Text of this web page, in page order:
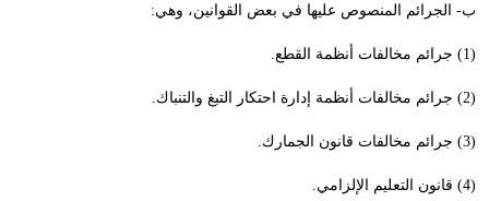
ب- الجرائم المنصوص عليها في بعض القوانين، وهي:
(1) جرائم مخالفات أنظمة القطع.
(2) جرائم مخالفات أنظمة إدارة احتكار التبغ والتنباك.
(3) جرائم مخالفات قانون الجمارك.
(4) قانون التعليم الإلزامي.